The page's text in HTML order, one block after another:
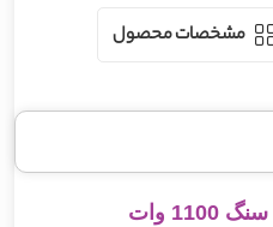
مشخصات محصول
نگاهی کلی به دستگاه مینی سنگ 1100 وات